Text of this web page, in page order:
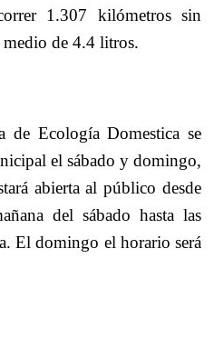
1.307 kilómetrossin
de 4.4 litros.
de Ecología Domestica se
el sábado y domingo,
abierta al público desde
del sábado hasta las
El domingo el horario será